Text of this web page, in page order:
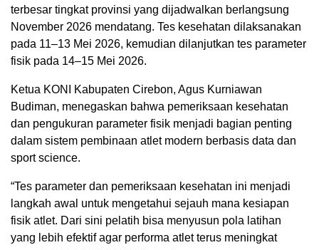
terbesar tingkat provinsi yang dijadwalkan berlangsung
November 2026 mendatang. Tes kesehatan dilaksanakan
pada 11–13 Mei 2026, kemudian dilanjutkan tes parameter
fisik pada 14–15 Mei 2026.
Ketua KONI Kabupaten Cirebon, Agus Kurniawan
Budiman, menegaskan bahwa pemeriksaan kesehatan
dan pengukuran parameter fisik menjadi bagian penting
dalam sistem pembinaan atlet modern berbasis data dan
sport science.
“Tes parameter dan pemeriksaan kesehatan ini menjadi
langkah awal untuk mengetahui sejauh mana kesiapan
fisik atlet. Dari sini pelatih bisa menyusun pola latihan
yang lebih efektif agar performa atlet terus meningkat